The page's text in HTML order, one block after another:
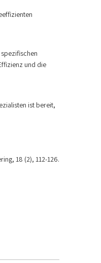
und die
ist bereit,
18 (2), 112-126.